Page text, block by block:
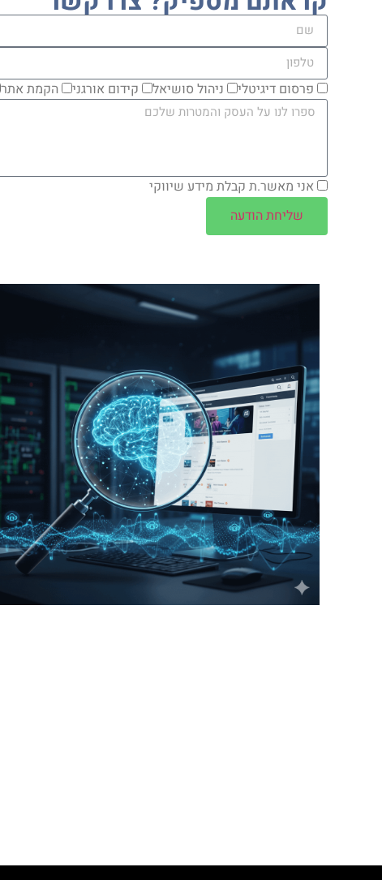
פרסום דיגיטלי ניהול סושיאל קידום אורגני הקמת אתר
אני מאשר.ת קבלת מידע שיווקי
שליחת הודעה